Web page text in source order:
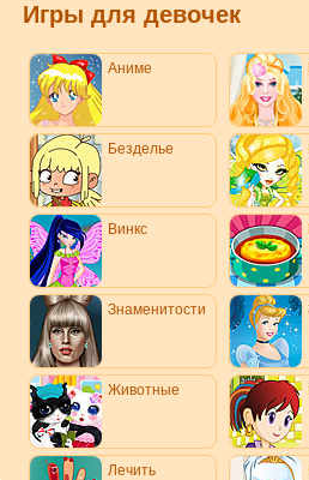
Игры для девочек
Аниме
Безделье
Винкс
Знаменитости
Животные
Лечить